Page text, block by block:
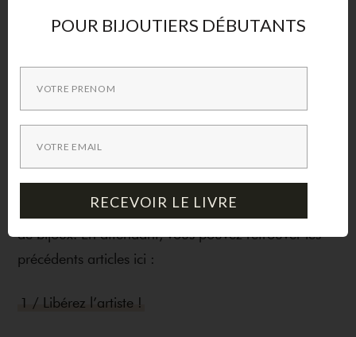
ou la fabrication sonttrop contraignantspar rapport
collection, alors mieux vaut s’éviter des ennuis et
passer à autre chose.
Conseil d’amie !
On se retrouve très vite avec la 4ème étape de cette
série sur les dessous de la création d’une collection
de bijoux. En attendant, vous pouvez retrouver les
précédents articles ici :
1 / Libérez l’artiste !
POUR BIJOUTIERS DÉBUTANTS
RECEVOIR LE LIVRE